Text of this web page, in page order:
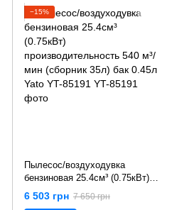
−15%
Пылесос/воздуходувка
бензиновая 25.4см³ (0.75кВт)
производительность 540 м³/
мин (сборник 35л) бак 0.45л
6 503 грн 7 650 грн